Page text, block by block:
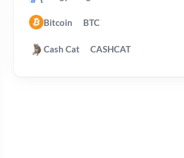
Bitcoin BTC
Cash Cat CASHCAT